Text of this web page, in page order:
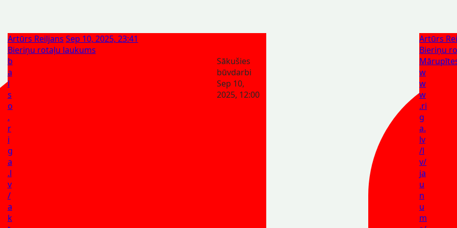
Artūrs Reiljans Sep 10, 2025, 23:41
Bieriņu rotaļu laukums
b
a
l
s
o
.
r
i
g
a
.l
v
/
a
k
Sākušies
būvdarbi
Sep 10,
2025, 12:00
Artūrs
Bieriņu
w
w
w
.ri
g
a.
lv
/l
v/
ja
u
n
u
m